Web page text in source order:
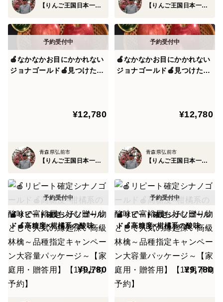
と呼ばれる希少性もさることながら味わいも超一級品🍎
かつて大台となる最高糖度20度を超えてくるほどの奥行
きのあるコク深い糖度、りんごの真骨頂でもある蜜の入
り具合や質、
圧倒的実力を誇ります。
事実、その幻の百年樹齢林檎を求めて全国津々浦々から
噂を聞き付けてくるほど。
では一体なぜ幻の百年樹齢林檎を生み出す陸奥の国青森
弘前ブランドがここまで多くの食通を虜にしているのか
3つのヒミツを公開していきます。
🍎【りんご王国青森】陸奥弘前ブランドりんごのヒミツ
①🍎最高糖度20度オーバーを誇る陸奥弘前ブランド林檎
【りんご王国日本一】百年樹齢弘前ブランド 【りんご王国日本一】百年樹齢弘前ブランド
🍎なかなかお目にかかれない
ジョナゴールド🍎見つけたら
ンお得な大容量パッケージ～
¥12,780
青森県弘前市
【りんご王国日本一】百年樹齢弘前ブランド
🍎なかなかお目にかかれない
ジョナゴールド🍎見つけたら
ンお得な大容量パッケージ～
¥12,780
青森県弘前市
【りんご王国日本一】百年樹齢弘前ブランド
🍎リピート確定シナノゴール
ド🍎高糖度×柑橘系の酸味で
富裕層も好む贈り物として人
気の縁起深い高級林檎～品種
指定キャンペーン大容量パッ
ケージ～【家庭用・贈答用】
【1月上旬予約】
¥9,780
🍎リピート確定シナノゴール
ド🍎高糖度×柑橘系の酸味で
富裕層も好む贈り物として人
気の縁起深い高級林檎～品種
指定キャンペーン大容量パッ
ケージ～【家庭用・贈答用】
【12月下旬予約】
¥9,780